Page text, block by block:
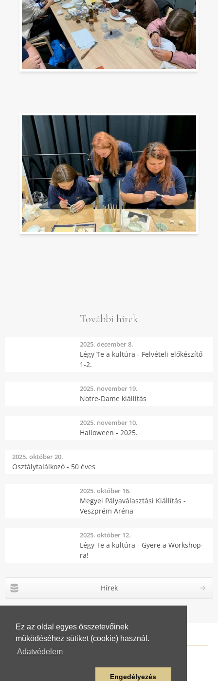
Ez az oldal egyes összetevőinek
működéséhez sütiket (cookie) használ.
Adatvédelem
Engedélyezés
További hírek
2025. december 8.
Légy Te a kultúra - Felvételi előkészítő
1-2.
2025. november 19.
Notre-Dame kiállítás
2025. november 10.
Halloween - 2025.
2025. október 20.
Osztálytalálkozó - 50 éves
2025. október 16.
Megyei Pályaválasztási Kiállítás -
Veszprém Aréna
2025. október 12.
Légy Te a kultúra - Gyere a Workshop-
ra!
Hírek